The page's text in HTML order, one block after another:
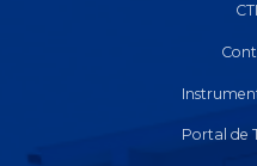
Portal de